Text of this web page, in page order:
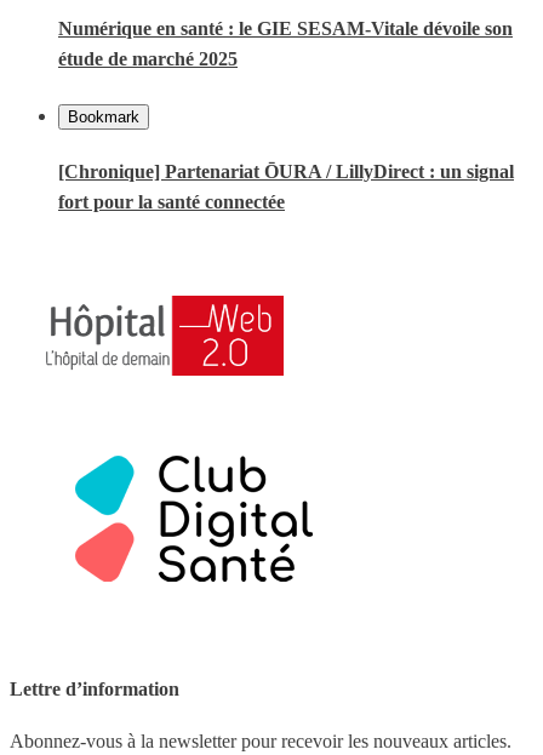
Numérique en santé : le GIE SESAM-Vitale dévoile son
étude de marché 2025
Bookmark
[Chronique] Partenariat ŌURA / LillyDirect : un signal
fort pour la santé connectée
Lettre d’information
Abonnez-vous à la newsletter pour recevoir les nouveaux articles.